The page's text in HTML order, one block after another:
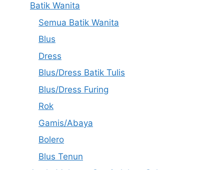
Batik Wanita
Semua Batik Wanita
Blus
Dress
Blus/Dress Batik Tulis
Blus/Dress Furing
Rok
Gamis/Abaya
Bolero
Blus Tenun